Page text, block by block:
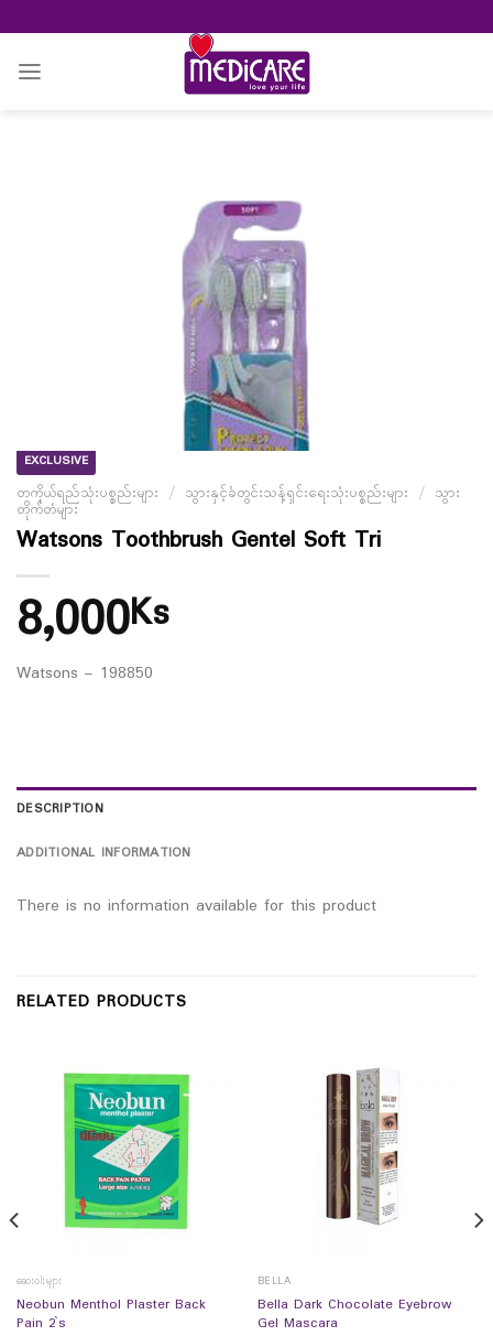
to
content
EXCLUSIVE
တကိုယ်ရည်သုံးပစ္စည်းများ / သွားနှင့်ခံတွင်းသန့်ရှင်းရေးသုံးပစ္စည်းများ / သွား
တိုက်တံများ
Watsons Toothbrush Gentel Soft Tri
8,000Ks
Watsons – 198850
DESCRIPTION
ADDITIONAL INFORMATION
There is no information available for this product
RELATED PRODUCTS
ဆေးဝါးများ
Neobun Menthol Plaster Back
Pain 2`s
BELLA
Bella Dark Chocolate Eyebrow
Gel Mascara